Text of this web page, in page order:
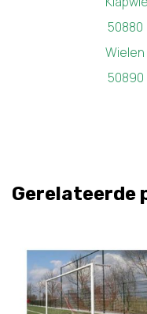
Gerelateerde